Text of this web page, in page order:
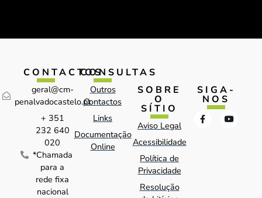
CONTACTOS
geral@cm-
penalvadocastelo.pt
+ 351
232 640
020
*Chamada
para a
rede fixa
nacional
CONSULTAS
Outros
Contactos
Links
Documentação
Online
SOBRE
O
SÍTIO
Aviso Legal
Acessibilidade
Política de
Privacidade
Resolução
SIGA-
NOS